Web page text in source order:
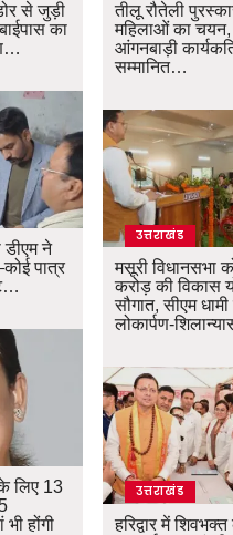
से जुड़ी
का
डीएम ने
पात्र
लिए 13
भी होंगी
तीलू रौतेली
महिलाओं का
आंगनबाड़ी
सम्मानित…
उत्तराखंड
मसूरी विधानसभा
करोड़ की विकास
सौगात, सीएम
लोकार्पण-
उत्तराखंड
हरिद्वार में